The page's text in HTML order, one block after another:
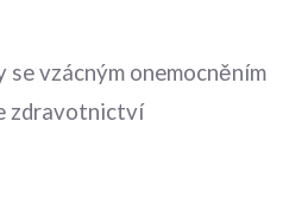
se vzácným onemocněním
zdravotnictví